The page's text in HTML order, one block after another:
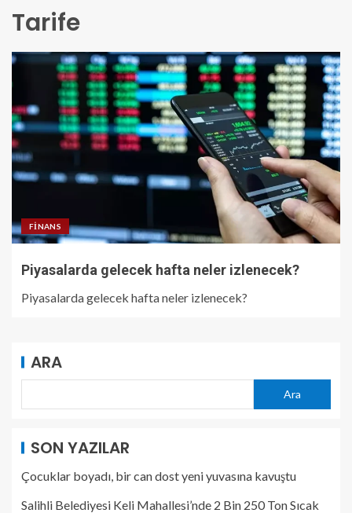
Tarife
FINANS
Piyasalarda gelecek hafta neler izlenecek?
Piyasalarda gelecek hafta neler izlenecek?
ARA
Ara
SON YAZILAR
Çocuklar boyadı, bir can dost yeni yuvasına kavuştu
Salihli Belediyesi Keli Mahallesi’nde 2 Bin 250 Ton Sıcak